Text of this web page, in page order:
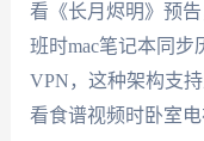
看《长月烬明》预
班时mac笔记本同
VPN，这种架构支
看食谱视频时卧室